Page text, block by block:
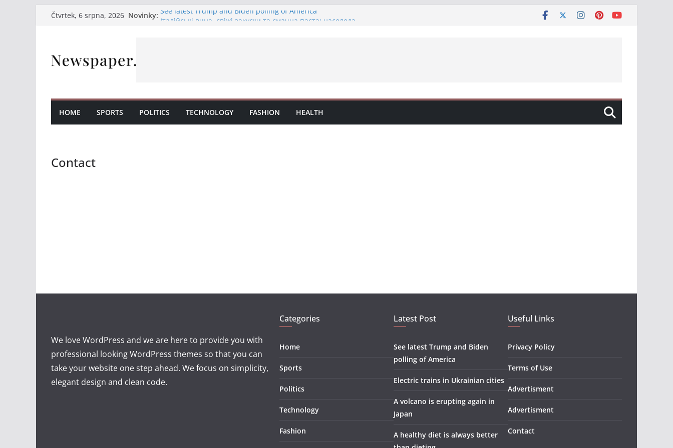
Přeskočit
Čtvrtek, 6 srpna, 2026 Novinky: See latest Trump and Biden polling of America
Італійські вина, свіжі закуски та смачна паста: насолода
HOME SPORTS POLITICS TECHNOLOGY FASHION HEALTH
Contact
We love WordPress and we are here to provide you with
professional looking WordPress themes so that you can
take your website one step ahead. We focus on simplicity,
elegant design and clean code.
Categories
Home
Sports
Politics
Technology
Fashion
Latest Post
See latest Trump and Biden
polling of America
Electric trains in Ukrainian cities
A volcano is erupting again in
Japan
A healthy diet is always better
Useful Links
Privacy Policy
Terms of Use
Advertisment
Advertisment
Contact